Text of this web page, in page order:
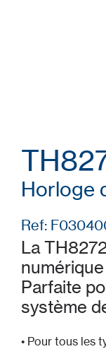
Horloge
Ref:
La
Parfaite
système
• Pour tous les